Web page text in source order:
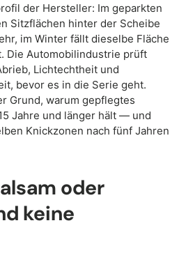
der Hersteller: Im geparkten
Sitzflächen hinter der Scheibe
im Winter fällt dieselbe Fläche
Die Automobilindustrie prüft
Lichtechtheit und
bevor es in die Serie geht.
Grund, warum gepflegtes
Jahre und länger hält — und
Knickzonen nach fünf Jahren
oder
keine